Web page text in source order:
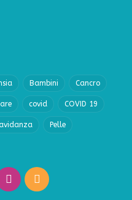
Bambini Cancro
covid COVID 19
Pelle
Instagram
RSS